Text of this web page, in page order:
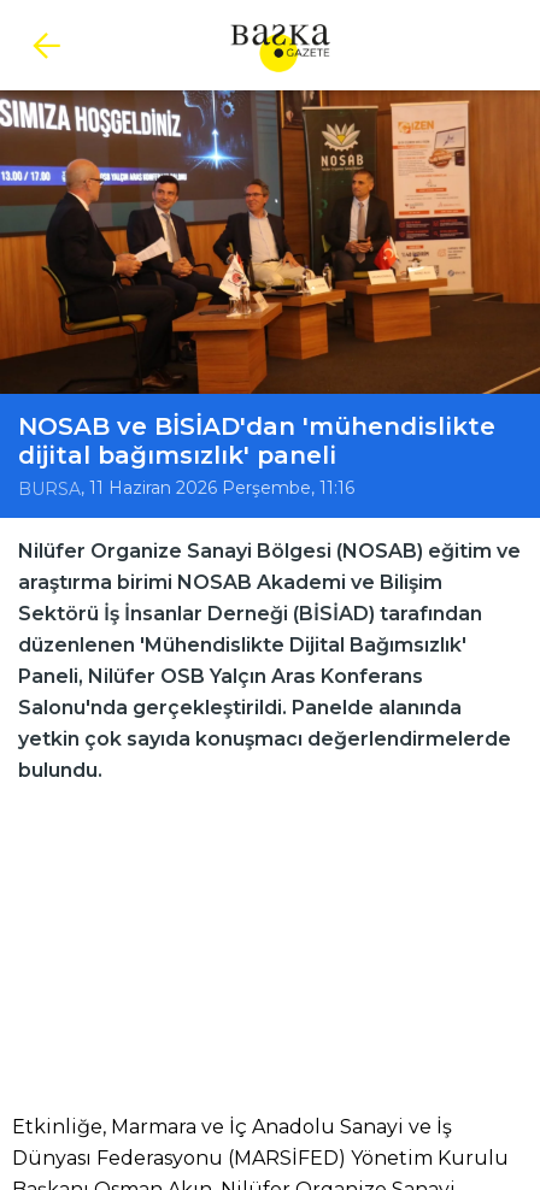
NOSAB ve BİSİAD'dan 'mühendislikte
dijital bağımsızlık' paneli
BURSA, 11 Haziran 2026 Perşembe, 11:16
Nilüfer Organize Sanayi Bölgesi (NOSAB) eğitim ve
araştırma birimi NOSAB Akademi ve Bilişim
Sektörü İş İnsanlar Derneği (BİSİAD) tarafından
düzenlenen 'Mühendislikte Dijital Bağımsızlık'
Paneli, Nilüfer OSB Yalçın Aras Konferans
Salonu'nda gerçekleştirildi. Panelde alanında
yetkin çok sayıda konuşmacı değerlendirmelerde
bulundu.
Etkinliğe, Marmara ve İç Anadolu Sanayi ve İş
Dünyası Federasyonu (MARSİFED) Yönetim Kurulu